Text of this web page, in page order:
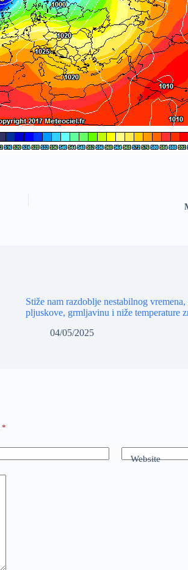
Stiže nam razdoblje nestabilnog vremena,
pljuskove, grmljavinu i niže temperature
04/05/2025
*
Website